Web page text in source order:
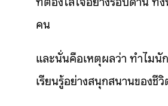
คน
และนั่นคือเหตุผลว่า ทำไมนั
เรียนรู้อย่างสนุกสนานของชีวิ